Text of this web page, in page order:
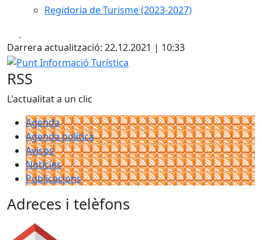
Regidoria de Turisme (2023-2027)
Darrera actualització: 22.12.2021 | 10:33
Punt Informació Turística
RSS
L'actualitat a un clic
Agenda
Agenda política
Avisos
Notícies
Publicacions
Adreces i telèfons